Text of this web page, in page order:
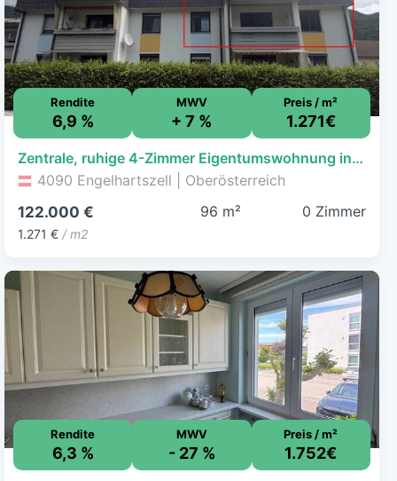
Rendite
6,9 %
MWV
+ 7 %
Preis / m²
1.271€
Zentrale, ruhige 4-Zimmer Eigentumswohnung inkl. Loggia
4090 Engelhartszell | Oberösterreich
122.000 €
1.271 € / m2
96 m² 0 Zimmer
Rendite
6,3 %
MWV
- 27 %
Preis / m²
1.752€